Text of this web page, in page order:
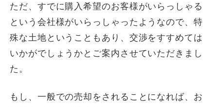
ただ、すでに購入希望のお客様がいらっしゃる
という会社様がいらっしゃったようなので、特
殊な土地ということもあり、交渉をすすめては
いかがでしょうかとご案内させていただきまし
た。
もし、一般での売却をされることになれば、お